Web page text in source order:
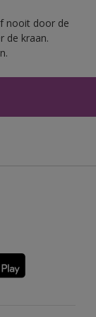
nooit door de
de kraan.